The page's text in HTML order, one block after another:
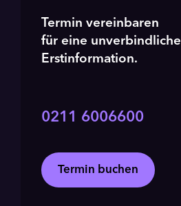
Termin vereinbaren
für eine unverbindliche
Erstinformation.
0211 6006600
Termin buchen